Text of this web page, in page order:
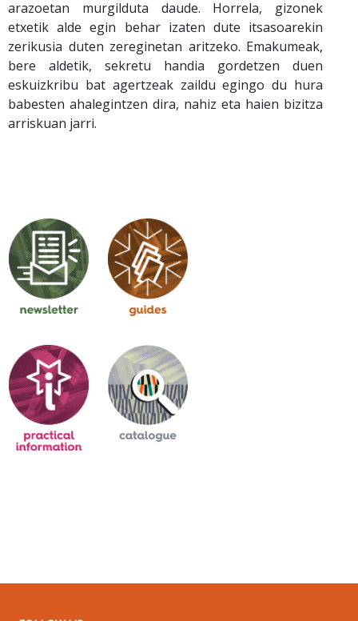
arazoetan murgilduta daude. Horrela, gizonek
etxetik alde egin behar izaten dute itsasoarekin
zerikusia duten zereginetan aritzeko. Emakumeak,
bere aldetik, sekretu handia gordetzen duen
eskuizkribu bat agertzeak zaildu egingo du hura
babesten ahalegintzen dira, nahiz eta haien bizitza
arriskuan jarri.